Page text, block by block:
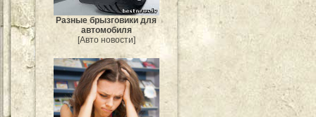
Разные брызговики для
автомобиля
[Авто новости]